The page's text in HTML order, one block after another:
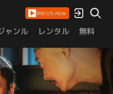
Watch now
ャンル レンタル 無料